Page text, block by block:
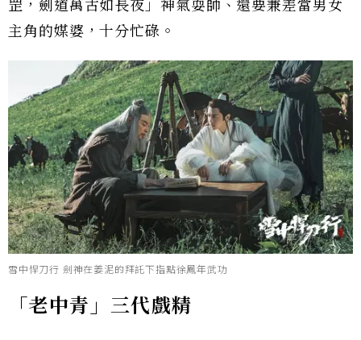
罡，劍道萬古如長夜」神氣耍帥、還要兼差當男女
主角的媒婆，十分忙碌。
雪中悍刀行 劍神在姜泥的拜託下指點徐鳳年武功
「老中青」三代戲精